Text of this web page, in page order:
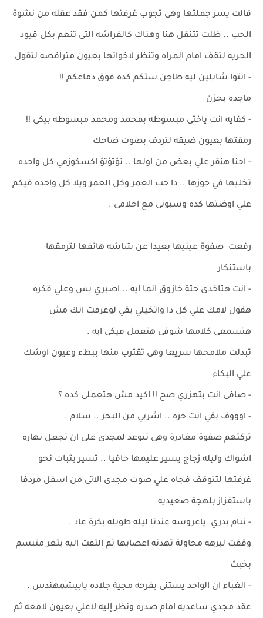
قالت يسر جملتها وهى تجوب غرفتها كمن فقد عقله من نشوة
الحب .. ظلت تتنقل هنا وهناك كالفراشه التى تنعم بكل قيود
الحريه لتقف امام المراه وتنظر لاخواتها بعيون متراقصه لتقول
- انتوا شايلين ليه طاجن ستكم كده فوق دماغكم !!
ماجده بحزن
- كفايه انت ياختى مبسوطه بمحمد ومحمد مبسوطه بيكى !!
رمقتها بعيون ضيقه لتردف بصوت ضاحك
- احنا هنقر علي بعض من اولها .. تؤتؤتؤ اكسكوزمي كل واحده
تخليها في جوزها .. دا حب العمر وكل العمر ويلا كل واحده فيكم
علي اوضتها كده وسبونى مع احلامى .
رفعت صفوة عينيها بعيدا عن شاشه هاتفها لترمقها
باستنكار
- انت هتاخدى حتة خازوق انما ايه .. اصبري بس وعلي فكره
هقول لامك علي كل دا واتخيلي بقي لوعرفت انك مش
هتسمعى كلامها شوفى هتعمل فيكى ايه .
تبدلت ملامحها سريعا وهى تقترب منها ببطء وعيون اوشك
علي البكاء
- صافى انت بتهزري صح !! اكيد مش هتعملى كده ؟
- اوووف بقي انت حره .. اشربي من البحر .. سلام .
تركتهم صفوة مغادرة وهى تتوعد لمجدى على ان تجعل نهاره
اشواك وليله زجاج يسير عليمها حافيا .. تسير بثبات نحو
غرفتها لتتوقف فجاه علي صوت مجدى الاتى من اسفل مردفا
باستفزاز بلهجة صعيديه
- ننام بدري ياعروسه عندنا ليله طويله بكرة عاد .
وقفت لبرهه محاولة تهدئه اعصابها ثم التفت اليه بثغر متبسم
بخبث
- الغباء ان الواحد يستنى بفرحه مجية جلاده يابيشمهندس .
عقد مجدي ساعديه امام صدره ونظر إليه لاعلي بعيون لامعه ثم